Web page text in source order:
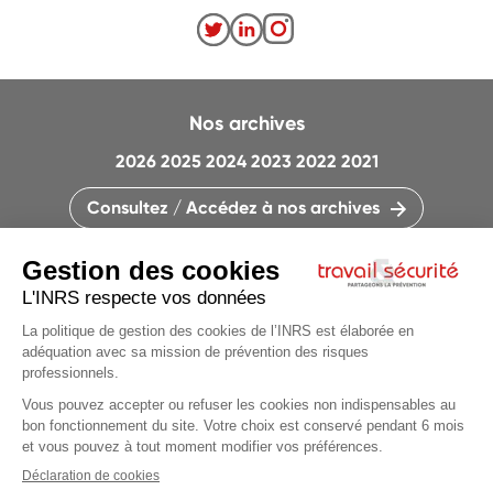
CONTACTEZ LA RÉDACTION
QUI SOMMES-NOUS ?
PLAN DU SITE
PARAMÈTRES DES COOKIES
CHARTE DES COOKIES ET TRACEURS
Nos archives
2026 2025 2024 2023 2022 2021
Consultez / Accédez à nos archives